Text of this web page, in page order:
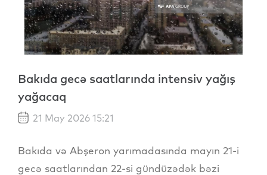
Bakıda gecə saatlarında intensiv yağış
yağacaq
21 May 2026 15:21
Bakıda və Abşeron yarımadasında mayın 21-i
gecə saatlarından 22-si gündüzədək bəzi